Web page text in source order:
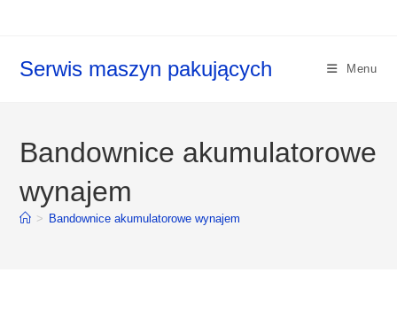
Serwis maszyn pakujących Menu
Bandownice akumulatorowe
wynajem
> Bandownice akumulatorowe wynajem